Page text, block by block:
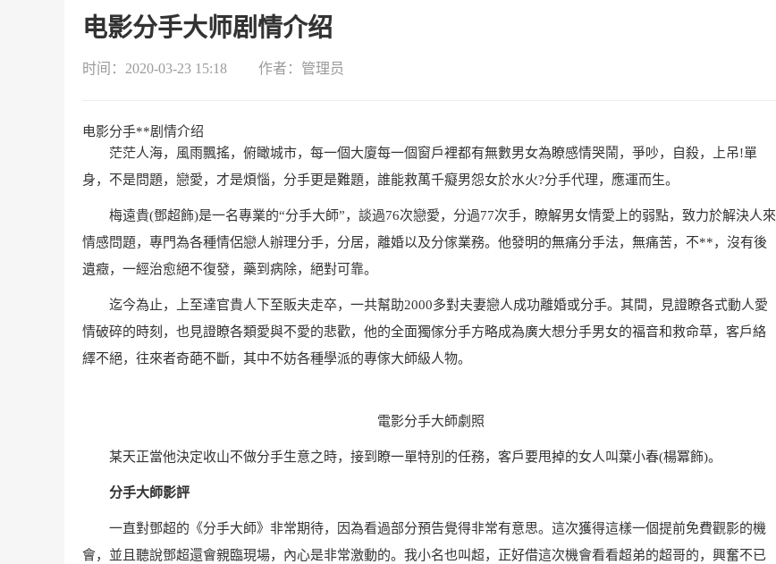
电影分手大师剧情介绍
时间：2020-03-23 15:18 作者：管理员
电影分手**剧情介绍
茫茫人海，風雨飄搖，俯瞰城市，每一個大廈每一個窗戶裡都有無數男女為瞭感情哭鬧，爭吵，自殺，上吊!單
身，不是問題，戀愛，才是煩惱，分手更是難題，誰能救萬千癡男怨女於水火?分手代理，應運而生。
梅遠貴(鄧超飾)是一名專業的“分手大師”，談過76次戀愛，分過77次手，瞭解男女情愛上的弱點，致力於解決人來
情感問題，專門為各種情侶戀人辦理分手，分居，離婚以及分傢業務。他發明的無痛分手法，無痛苦，不**，沒有後
遺癥，一經治愈絕不復發，藥到病除，絕對可靠。
迄今為止，上至達官貴人下至販夫走卒，一共幫助2000多對夫妻戀人成功離婚或分手。其間，見證瞭各式動人愛
情破碎的時刻，也見證瞭各類愛與不愛的悲歡，他的全面獨傢分手方略成為廣大想分手男女的福音和救命草，客戶絡
繹不絕，往來者奇葩不斷，其中不妨各種學派的專傢大師級人物。
電影分手大師劇照
某天正當他決定收山不做分手生意之時，接到瞭一單特別的任務，客戶要甩掉的女人叫葉小春(楊冪飾)。
分手大師影評
一直對鄧超的《分手大師》非常期待，因為看過部分預告覺得非常有意思。這次獲得這樣一個提前免費觀影的機
會，並且聽說鄧超還會親臨現場，內心是非常激動的。我小名也叫超，正好借這次機會看看超弟的超哥的，興奮不已